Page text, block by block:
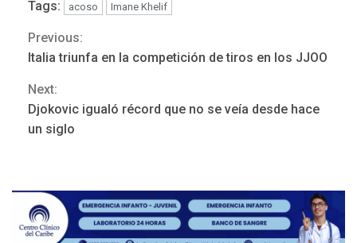
Tags: acoso Imane Khelif
Continue
Reading
Previous:
Italia triunfa en la competición de tiros en los JJOO
Next:
Djokovic igualó récord que no se veía desde hace
un siglo
REGIONALES ÚLTIMA HORA
gestión
REGIONALES ÚLTIMA HORA